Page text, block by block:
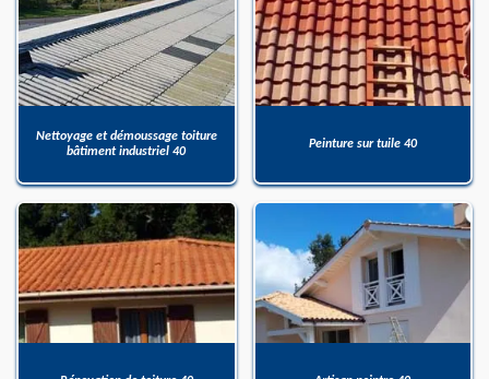
Nettoyage et démoussage toiture
bâtiment industriel 40
Peinture sur tuile 40